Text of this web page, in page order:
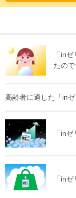
「in
たの
高齢者に適した「in
「in
「in